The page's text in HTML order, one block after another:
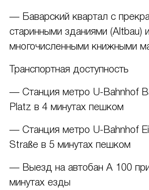
— Баварский квартал с
старинными зданиями (Altbau) и
многочисленными книжными
Транспортная доступность
— Станция метро U-Bahnhof
Platz в 4 минутах пешком
— Станция метро U-Bahnhof
Straße в 5 минутах пешком
— Выезд на автобан A 100
минутах езды